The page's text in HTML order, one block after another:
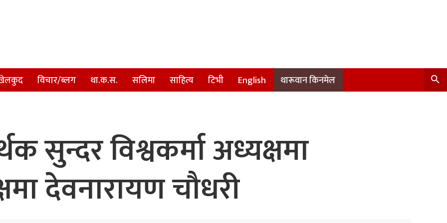
विचार/ब्लग था.क.स. सलिमा साहित्य टिभी English थारूवान किनमेल
सुन्दर विश्वकर्मा अध्यक्षमा
देवनारायण चौधरी